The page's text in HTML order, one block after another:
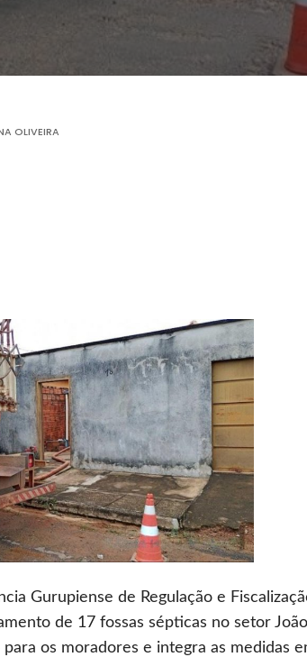
OLIVEIRA
Gurupiense de Regulação e
de 17 fossas sépticas no setor
os moradores e integra as medidas